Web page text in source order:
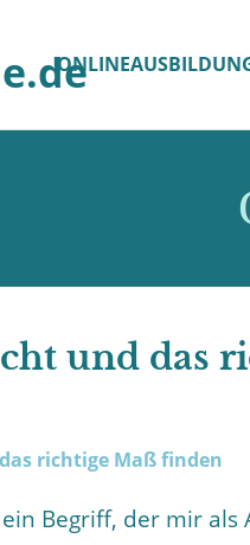
und das
Begriff, der mir